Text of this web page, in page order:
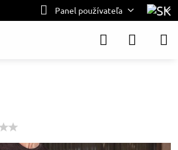
Panel používateľa